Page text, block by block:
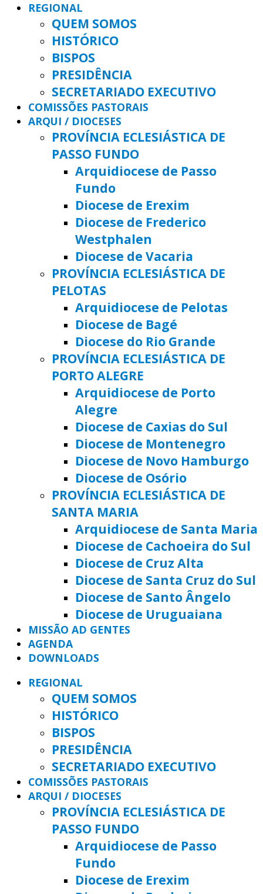
REGIONAL
QUEM SOMOS
HISTÓRICO
BISPOS
PRESIDÊNCIA
SECRETARIADO EXECUTIVO
COMISSÕES PASTORAIS
ARQUI / DIOCESES
PROVÍNCIA ECLESIÁSTICA DE
PASSO FUNDO
Arquidiocese de Passo
Fundo
Diocese de Erexim
Diocese de Frederico
Westphalen
Diocese de Vacaria
PROVÍNCIA ECLESIÁSTICA DE
PELOTAS
Arquidiocese de Pelotas
Diocese de Bagé
Diocese do Rio Grande
PROVÍNCIA ECLESIÁSTICA DE
PORTO ALEGRE
Arquidiocese de Porto
Alegre
Diocese de Caxias do Sul
Diocese de Montenegro
Diocese de Novo Hamburgo
Diocese de Osório
PROVÍNCIA ECLESIÁSTICA DE
SANTA MARIA
Arquidiocese de Santa Maria
Diocese de Cachoeira do Sul
Diocese de Cruz Alta
Diocese de Santa Cruz do Sul
Diocese de Santo Ângelo
Diocese de Uruguaiana
MISSÃO AD GENTES
AGENDA
DOWNLOADS
REGIONAL
QUEM SOMOS
HISTÓRICO
BISPOS
PRESIDÊNCIA
SECRETARIADO EXECUTIVO
COMISSÕES PASTORAIS
ARQUI / DIOCESES
PROVÍNCIA ECLESIÁSTICA DE
PASSO FUNDO
Arquidiocese de Passo
Fundo
Diocese de Erexim